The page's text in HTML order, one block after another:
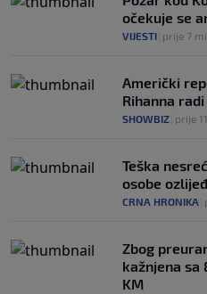
očekuje se
VIJESTI prije 7
Američki
Rihanna
SHOWBIZ prije
Teška
osobe
CRNA HRONIKA
Zbog
kažnjena sa
KM